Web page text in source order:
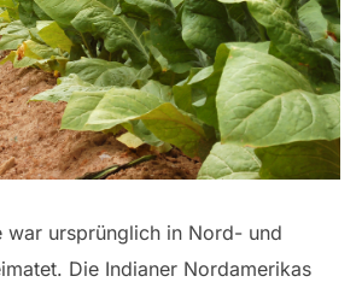
war ursprünglich in Nord- und
Die Indianer Nordamerikas